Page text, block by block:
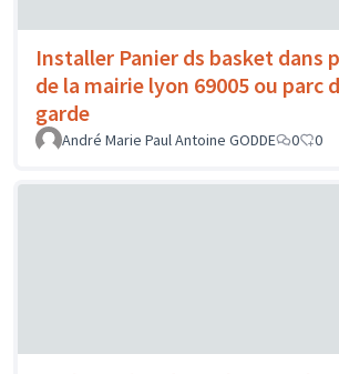
Installer Panier ds basket dans
de la mairie lyon 69005 ou parc
garde
André Marie Paul Antoine GODDE 0 0